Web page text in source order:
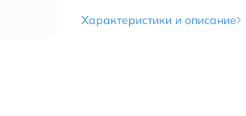
Характеристики и описание